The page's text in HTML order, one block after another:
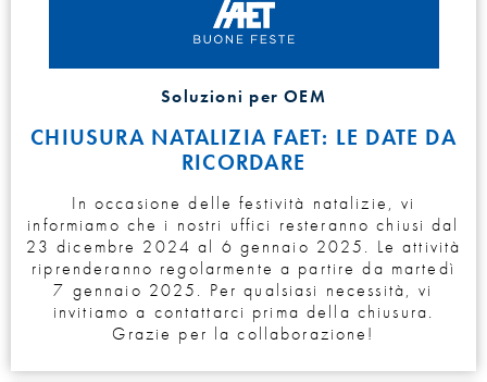
Soluzioni per OEM
CHIUSURA NATALIZIA FAET: LE DATE DA
RICORDARE
In occasione delle festività natalizie, vi
informiamo che i nostri uffici resteranno chiusi dal
23 dicembre 2024 al 6 gennaio 2025. Le attività
riprenderanno regolarmente a partire da martedì
7 gennaio 2025. Per qualsiasi necessità, vi
invitiamo a contattarci prima della chiusura.
Grazie per la collaborazione!